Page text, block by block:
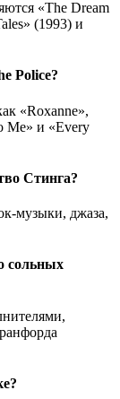
«The Dream
(1993) и
Police?
«Roxanne»,
Me» и «Every
Стинга?
музыки, джаза,
сольных